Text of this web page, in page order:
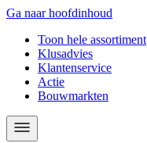
Ga naar hoofdinhoud
Toon hele assortiment
Klusadvies
Klantenservice
Actie
Bouwmarkten